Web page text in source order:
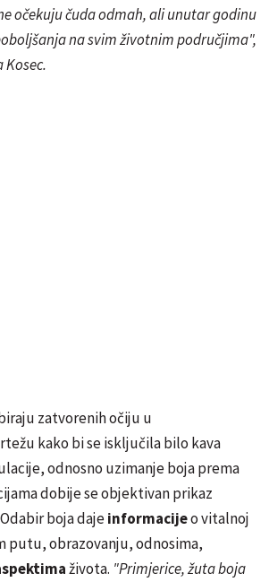
očekuju čuda odmah, ali unutar godinu
na svim životnim područjima",
zatvorenih očiju u
kako bi se isključila bilo kava
odnosno uzimanje boja prema
dobije se objektivan prikaz
boja dajeinformacijeo vitalnoj
putu, obrazovanju, odnosima,
života. "Primjerice, žuta boja